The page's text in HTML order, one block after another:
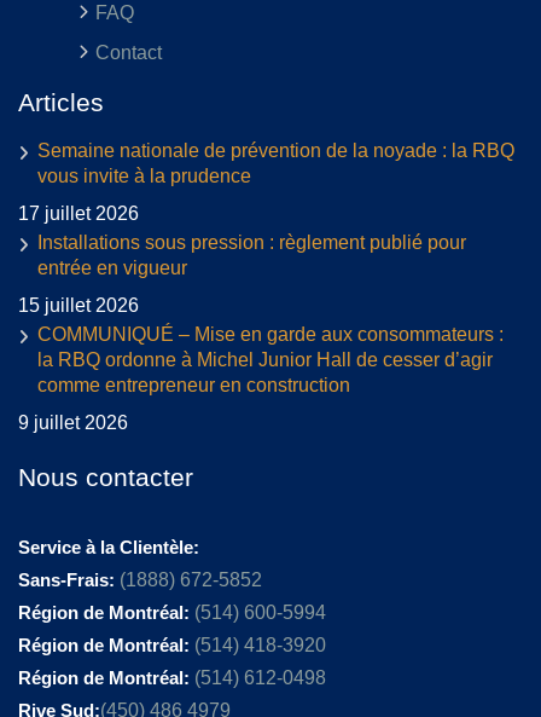
FAQ
Contact
Articles
Semaine nationale de prévention de la noyade : la RBQ
vous invite à la prudence
17 juillet 2026
Installations sous pression : règlement publié pour
entrée en vigueur
15 juillet 2026
COMMUNIQUÉ – Mise en garde aux consommateurs :
la RBQ ordonne à Michel Junior Hall de cesser d’agir
comme entrepreneur en construction
9 juillet 2026
Nous contacter
Service à la Clientèle:
Sans-Frais: (1888) 672-5852
Région de Montréal: (514) 600-5994
Région de Montréal: (514) 418-3920
Région de Montréal: (514) 612-0498
Rive Sud:(450) 486 4979